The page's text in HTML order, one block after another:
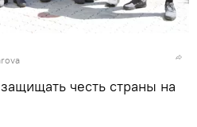
честь страны на